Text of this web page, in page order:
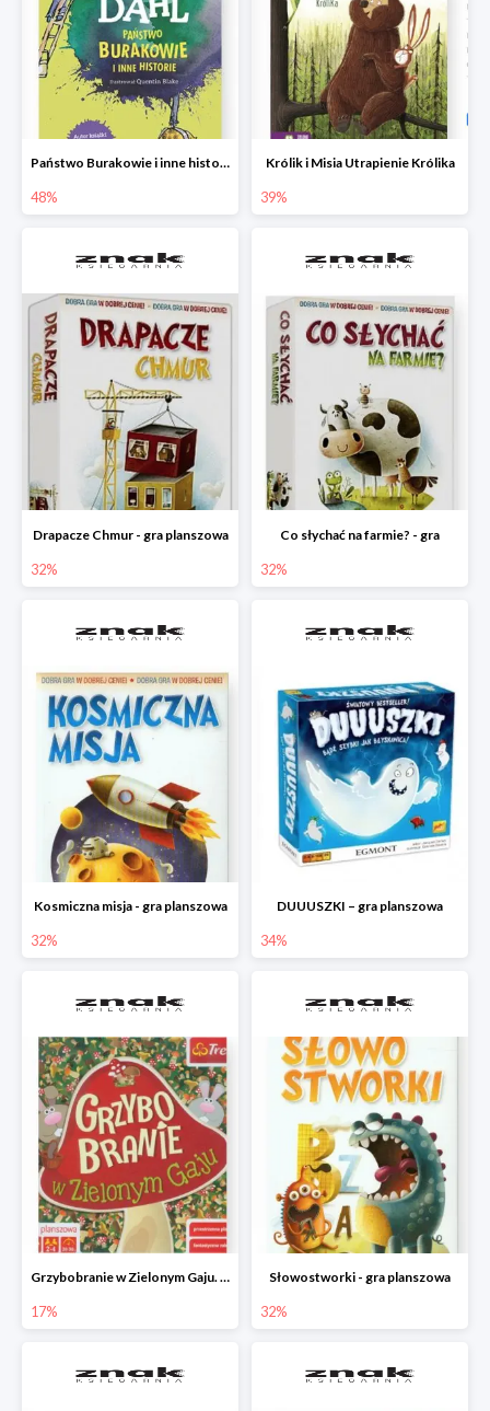
Państwo Burakowie i inne historie
48%
Królik i Misia Utrapienie Królika
39%
Drapacze Chmur - gra planszowa
32%
Co słychać na farmie? - gra
32%
Kosmiczna misja - gra planszowa
32%
DUUUSZKI – gra planszowa
34%
Grzybobranie w Zielonym Gaju. Gra planszowa
17%
Słowostworki - gra planszowa
32%